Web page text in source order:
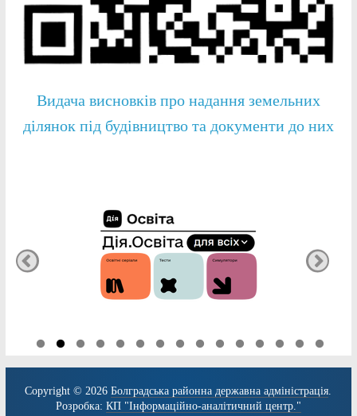
Видача висновків про надання земельних
ділянок під будівництво та документи до них
Copyright © 2026Болградська районна державна адміністрація
Розробка: КП "Інформаційно-аналітичний центр."